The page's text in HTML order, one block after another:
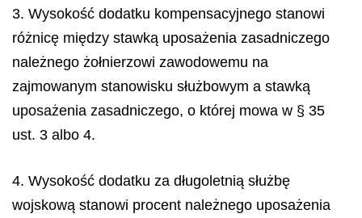
3. Wysokość dodatku kompensacyjnego stanowi
różnicę między stawką uposażenia zasadniczego
należnego żołnierzowi zawodowemu na
zajmowanym stanowisku służbowym a stawką
uposażenia zasadniczego, o której mowa w § 35
ust. 3 albo 4.
4. Wysokość dodatku za długoletnią służbę
wojskową stanowi procent należnego uposażenia